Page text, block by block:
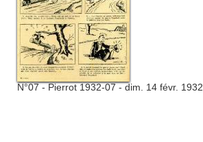
N°07 - Pierrot 1932-07 - dim. 14 févr. 1932